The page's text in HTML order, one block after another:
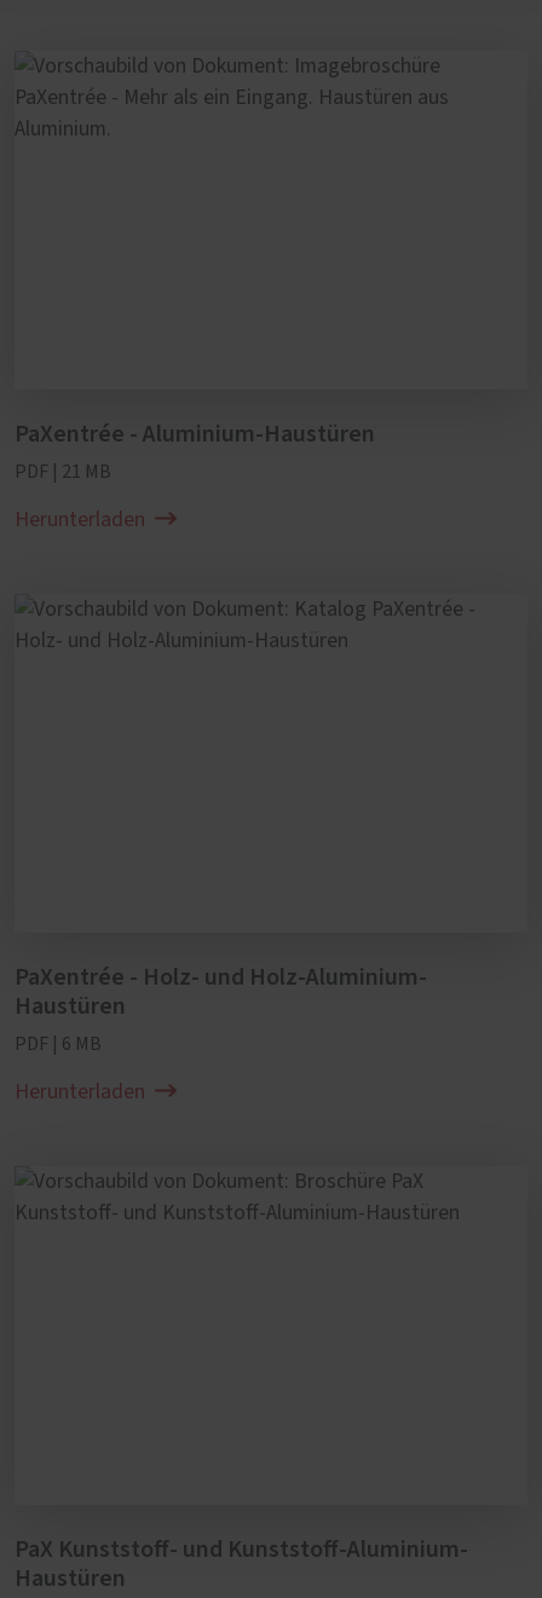
PaXentrée - Aluminium-Haustüren
PDF | 21 MB
Herunterladen
PaXentrée - Holz- und Holz-Aluminium-
Haustüren
PDF | 6 MB
Herunterladen
PaX Kunststoff- und Kunststoff-Aluminium-
Haustüren